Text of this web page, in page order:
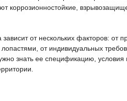
коррозионностойкие,
от нескольких факторов: от
от индивидуальных
знать ее спецификацию, условия